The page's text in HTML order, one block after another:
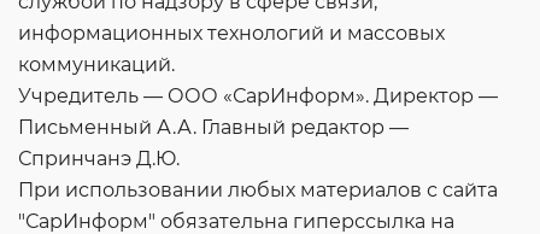
информационных технологий и массовых
коммуникаций.
Учредитель — ООО «СарИнформ». Директор —
Письменный А.А. Главный редактор —
Спринчанэ Д.Ю.
При использовании любых материалов с сайта
"СарИнформ" обязательна гиперссылка на